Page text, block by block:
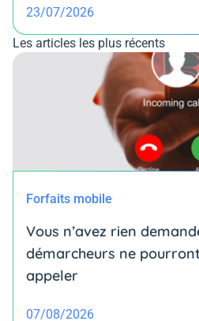
23/07/2026
Les articles les plus récents
Forfaits mobile
Vous n’avez rien
démarcheurs ne
appeler
07/08/2026